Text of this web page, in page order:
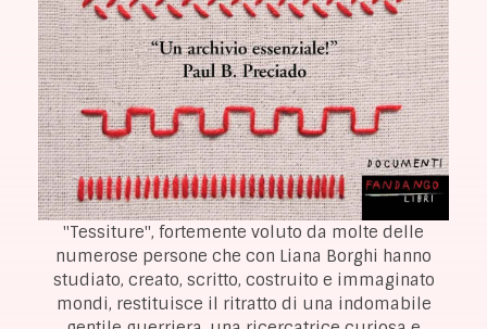
"Tessiture", fortemente voluto da molte delle
numerose persone che con Liana Borghi hanno
studiato, creato, scritto, costruito e immaginato
mondi, restituisce il ritratto di una indomabile